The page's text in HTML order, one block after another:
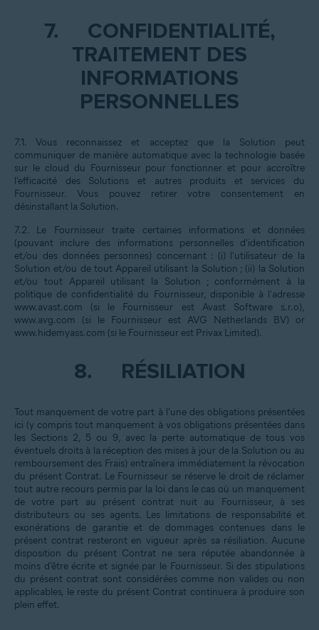
7.
CONFIDENTIALITÉ,
TRAITEMENT DES
INFORMATIONS
PERSONNELLES
7.1. Vous reconnaissez et acceptez que la Solution peut
communiquer de manière automatique avec la technologie basée
sur le cloud du Fournisseur pour fonctionner et pour accroître
l'efficacité des Solutions et autres produits et services du
Fournisseur. Vous pouvez retirer votre consentement en
désinstallant la Solution.
7.2. Le Fournisseur traite certaines informations et données
(pouvant inclure des informations personnelles d'identification
et/ou des données personnes) concernant : (i) l'utilisateur de la
Solution et/ou de tout Appareil utilisant la Solution ; (ii) la Solution
et/ou tout Appareil utilisant la Solution ; conformément à la
politique de confidentialité du Fournisseur, disponible à l'adresse
www.avast.com (si le Fournisseur est Avast Software s.r.o),
www.avg.com (si le Fournisseur est AVG Netherlands BV) or
www.hidemyass.com (si le Fournisseur est Privax Limited).
8. RÉSILIATION
Tout manquement de votre part à l'une des obligations présentées
ici (y compris tout manquement à vos obligations présentées dans
les Sections 2, 5 ou 9, avec la perte automatique de tous vos
éventuels droits à la réception des mises à jour de la Solution ou au
remboursement des Frais) entraînera immédiatement la révocation
du présent Contrat. Le Fournisseur se réserve le droit de réclamer
tout autre recours permis par la loi dans le cas où un manquement
de votre part au présent contrat nuit au Fournisseur, à ses
distributeurs ou ses agents. Les limitations de responsabilité et
exonérations de garantie et de dommages contenues dans le
présent contrat resteront en vigueur après sa résiliation. Aucune
disposition du présent Contrat ne sera réputée abandonnée à
moins d'être écrite et signée par le Fournisseur. Si des stipulations
du présent contrat sont considérées comme non valides ou non
applicables, le reste du présent Contrat continuera à produire son
plein effet.